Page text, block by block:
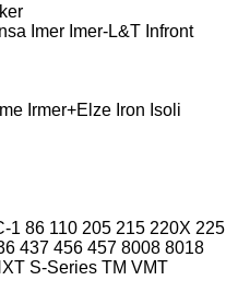
Imer Imer-L&T Infront
Irmer+Elze Iron Isoli
1 86 110 205 215 220X 225
437 456 457 8008 8018
S-Series TM VMT